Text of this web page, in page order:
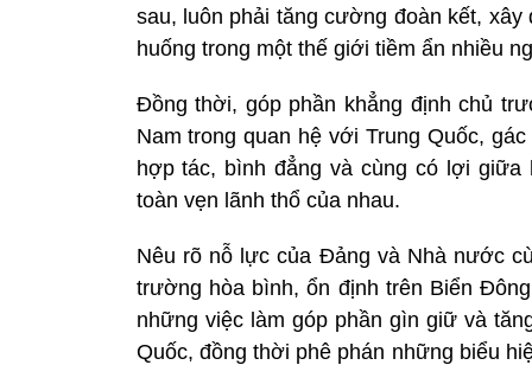
sau, luôn phải tăng cường đoàn kết,
huống trong một thế giới tiềm ẩn nhiều
Đồng thời, góp phần khẳng định chủ
Nam trong quan hệ với Trung Quốc,
hợp tác, bình đẳng và cùng có lợi
toàn vẹn lãnh thổ của nhau.
Nêu rõ nỗ lực của Đảng và Nhà nước
trường hòa bình, ổn định trên Biển
những việc làm góp phần gìn giữ và
Quốc, đồng thời phê phán những biểu